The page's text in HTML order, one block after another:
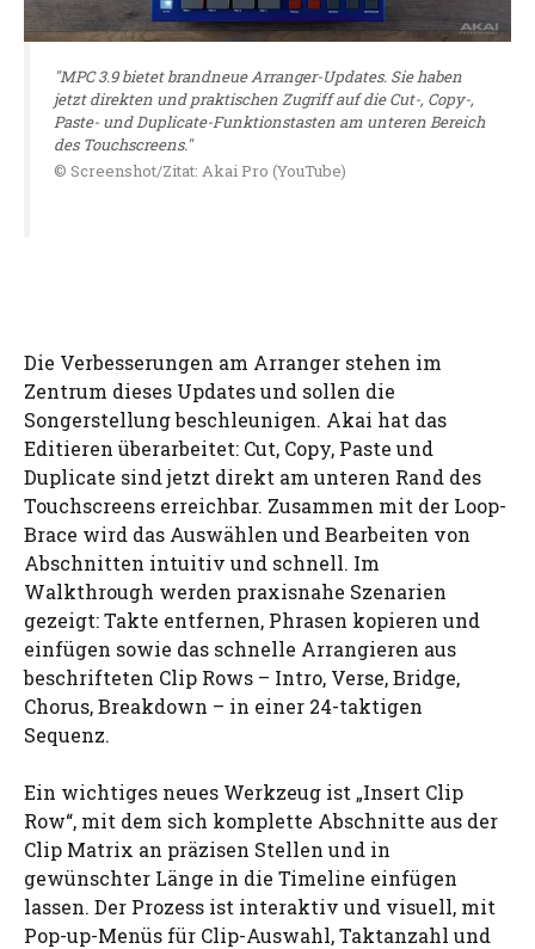
"MPC 3.9 bietet brandneue Arranger-Updates. Sie haben
jetzt direkten und praktischen Zugriff auf die Cut-, Copy-,
Paste- und Duplicate-Funktionstasten am unteren Bereich
des Touchscreens."
© Screenshot/Zitat: Akai Pro (YouTube)
Die Verbesserungen am Arranger stehen im
Zentrum dieses Updates und sollen die
Songerstellung beschleunigen. Akai hat das
Editieren überarbeitet: Cut, Copy, Paste und
Duplicate sind jetzt direkt am unteren Rand des
Touchscreens erreichbar. Zusammen mit der Loop-
Brace wird das Auswählen und Bearbeiten von
Abschnitten intuitiv und schnell. Im
Walkthrough werden praxisnahe Szenarien
gezeigt: Takte entfernen, Phrasen kopieren und
einfügen sowie das schnelle Arrangieren aus
beschrifteten Clip Rows – Intro, Verse, Bridge,
Chorus, Breakdown – in einer 24-taktigen
Sequenz.
Ein wichtiges neues Werkzeug ist „Insert Clip
Row“, mit dem sich komplette Abschnitte aus der
Clip Matrix an präzisen Stellen und in
gewünschter Länge in die Timeline einfügen
lassen. Der Prozess ist interaktiv und visuell, mit
Pop-up-Menüs für Clip-Auswahl, Taktanzahl und